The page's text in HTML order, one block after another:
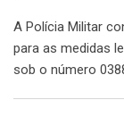
A Polícia Militar
para as medidas
sob o número